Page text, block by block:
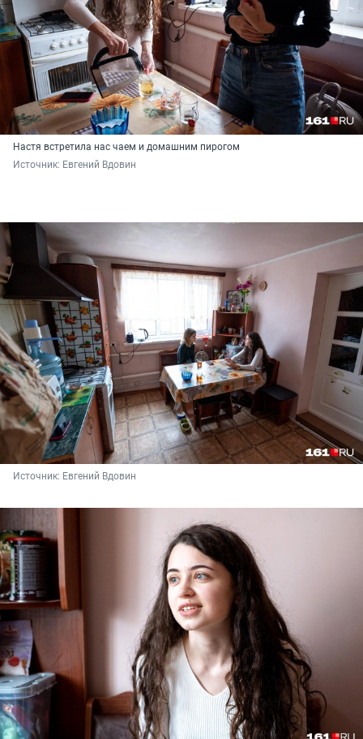
Настя встретила нас чаем и домашним пирогом
Источник: Евгений Вдовин
Источник: Евгений Вдовин